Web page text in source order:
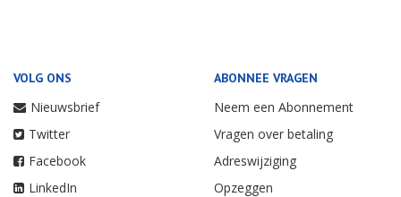
VOLG ONS
Nieuwsbrief
Twitter
Facebook
LinkedIn
ABONNEE VRAGEN
Neem een Abonnement
Vragen over betaling
Adreswijziging
Opzeggen